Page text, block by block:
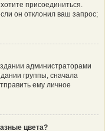
присоединиться.
он отклонил ваш запрос;
администраторами
группы, сначала
ему личное
цвета?